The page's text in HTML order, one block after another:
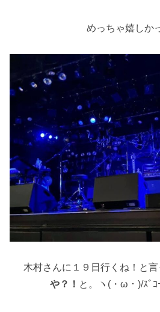
めっちゃ嬉しか
木村さんに１９日行くね！と言
や？！ と。ヽ(・ω・)/ｽﾞｺ